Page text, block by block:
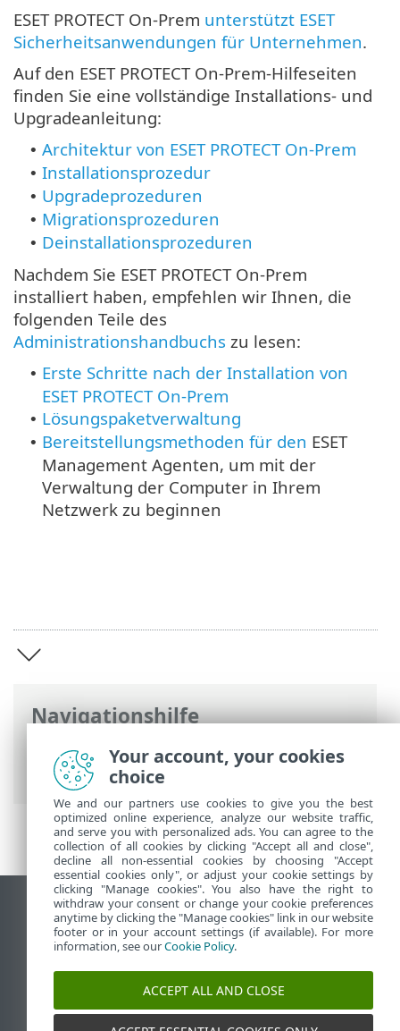
Navigationshilfe
ESET Online-Hilfe>ESET PROTECT On-
Prem>Einführung
ESET PROTECT On-Prem unterstützt ESET
Sicherheitsanwendungen für Unternehmen.
Auf den ESET PROTECT On-Prem-Hilfeseiten
finden Sie eine vollständige Installations- und
Upgradeanleitung:
• Architektur von ESET PROTECT On-Prem
• Installationsprozedur
• Upgradeprozeduren
• Migrationsprozeduren
• Deinstallationsprozeduren
Nachdem Sie ESET PROTECT On-Prem
installiert haben, empfehlen wir Ihnen, die
folgenden Teile des
Administrationshandbuchs zu lesen:
• Erste Schritte nach der Installation von
ESET PROTECT On-Prem
• Lösungspaketverwaltung
• Bereitstellungsmethoden für den ESET
Management Agenten, um mit der
Verwaltung der Computer in Ihrem
Netzwerk zu beginnen
Desktop-Site anzeigen
End of Life
ESET Knowledgebase
ESET-Forum
ESET Status Portal
Regionaler Support
Your account, your cookies
choice
We and our partners use cookies to give you the best
optimized online experience, analyze our website traffic,
and serve you with personalized ads. You can agree to the
collection of all cookies by clicking "Accept all and close",
decline all non-essential cookies by choosing "Accept
essential cookies only", or adjust your cookie settings by
clicking "Manage cookies". You also have the right to
withdraw your consent or change your cookie preferences
anytime by clicking the "Manage cookies" link in our website
footer or in your account settings (if available). For more
information, see ourCookie Policy.
ACCEPT ALL AND CLOSE